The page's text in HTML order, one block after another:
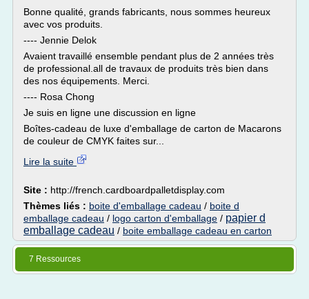
Bonne qualité, grands fabricants, nous sommes heureux
avec vos produits.
---- Jennie Delok
Avaient travaillé ensemble pendant plus de 2 années très
de professional.all de travaux de produits très bien dans
des nos équipements. Merci.
---- Rosa Chong
Je suis en ligne une discussion en ligne
Boîtes-cadeau de luxe d'emballage de carton de Macarons
de couleur de CMYK faites sur...
Lire la suite
Site : http://french.cardboardpalletdisplay.com
Thèmes liés : boite d'emballage cadeau / boite d
emballage cadeau / logo carton d'emballage / papier d
emballage cadeau / boite emballage cadeau en carton
7 Ressources